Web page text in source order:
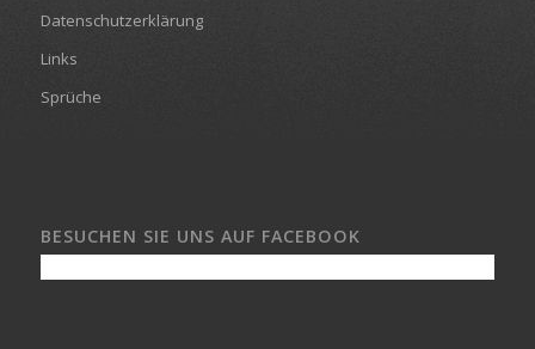
Datenschutzerklärung
Links
Sprüche
BESUCHEN SIE UNS AUF FACEBOOK